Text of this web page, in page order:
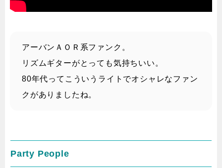
アーバンＡＯＲ系ファンク。
リズムギターがとっても気持ちいい。
80年代ってこういうライトでオシャレなファン
クがありましたね。
Party People